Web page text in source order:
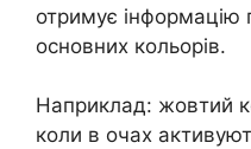
отримує інформацію
основних кольорів.
Наприклад: жовтий
коли в очах